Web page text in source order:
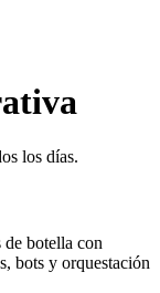
los días.
botella con
bots y orquestación